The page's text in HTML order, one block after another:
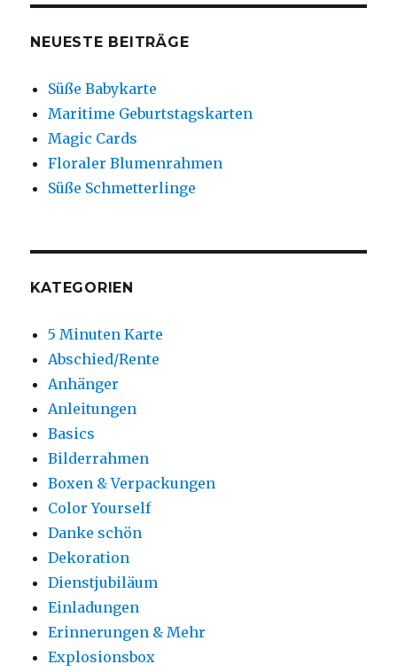
NEUESTE BEITRÄGE
Süße Babykarte
Maritime Geburtstagskarten
Magic Cards
Floraler Blumenrahmen
Süße Schmetterlinge
KATEGORIEN
5 Minuten Karte
Abschied/Rente
Anhänger
Anleitungen
Basics
Bilderrahmen
Boxen & Verpackungen
Color Yourself
Danke schön
Dekoration
Dienstjubiläum
Einladungen
Erinnerungen & Mehr
Explosionsbox